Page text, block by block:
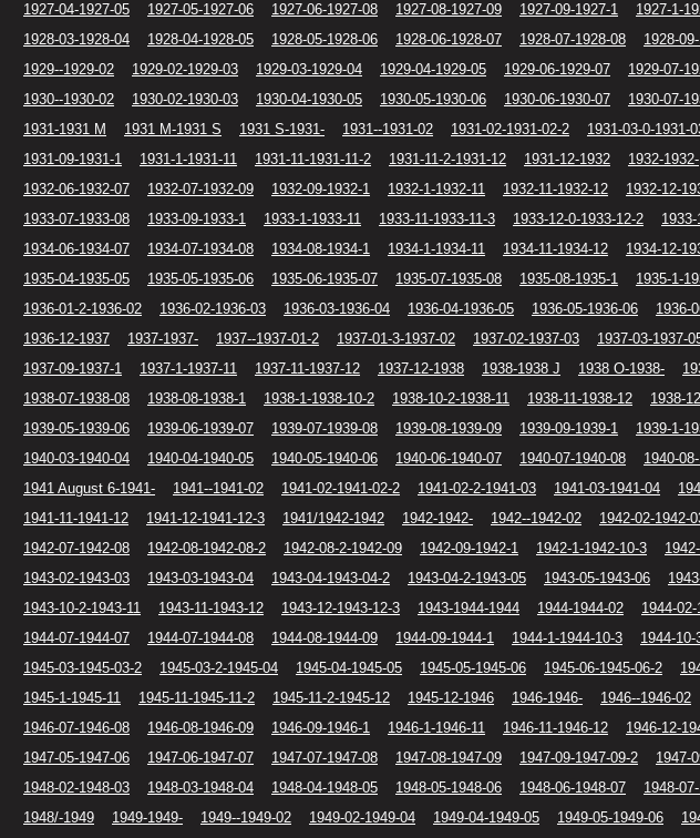
1927-04-1927-05
1927-05-1927-06 1927-06-1927-08 1927-08-1927-09 1927-09-1927-1 1927-1-
1928-03-1928-04
1928-04-1928-05 1928-05-1928-06 1928-06-1928-07 1928-07-1928-08 1928-
1929--1929-02
1929-02-1929-03 1929-03-1929-04 1929-04-1929-05 1929-06-1929-07 1929-07-
1930--1930-02
1930-02-1930-03 1930-04-1930-05 1930-05-1930-06 1930-06-1930-07 1930-07-
1931-1931 M
1931 M-1931 S 1931 S-1931- 1931--1931-02 1931-02-1931-02-2 1931-03-0-1931-
1931-09-1931-1
1931-1-1931-11 1931-11-1931-11-2 1931-11-2-1931-12 1931-12-1932 1932-1932-
1932-06-1932-07
1932-07-1932-09 1932-09-1932-1 1932-1-1932-11 1932-11-1932-12 1932-12-
1933-07-1933-08
1933-09-1933-1 1933-1-1933-11 1933-11-1933-11-3 1933-12-0-1933-12-2
1934-06-1934-07
1934-07-1934-08 1934-08-1934-1 1934-1-1934-11 1934-11-1934-12 1934-12-
1935-04-1935-05
1935-05-1935-06 1935-06-1935-07 1935-07-1935-08 1935-08-1935-1 1935-1-
1936-01-2-1936-02
1936-02-1936-03 1936-03-1936-04 1936-04-1936-05 1936-05-1936-06 1936-
1936-12-1937
1937-1937- 1937--1937-01-2 1937-01-3-1937-02 1937-02-1937-03 1937-03-1937-
1937-09-1937-1
1937-1-1937-11 1937-11-1937-12 1937-12-1938 1938-1938 J 1938 O-1938-
1938-07-1938-08
1938-08-1938-1 1938-1-1938-10-2 1938-10-2-1938-11 1938-11-1938-12 1938-
1939-05-1939-06
1939-06-1939-07 1939-07-1939-08 1939-08-1939-09 1939-09-1939-1 1939-1-
1940-03-1940-04
1940-04-1940-05 1940-05-1940-06 1940-06-1940-07 1940-07-1940-08 1940-
1941 August 6-1941-
1941--1941-02 1941-02-1941-02-2 1941-02-2-1941-03 1941-03-1941-04
1941-11-1941-12
1941-12-1941-12-3 1941/1942-1942 1942-1942- 1942--1942-02 1942-02-1942-
1942-07-1942-08
1942-08-1942-08-2 1942-08-2-1942-09 1942-09-1942-1 1942-1-1942-10-3
1943-02-1943-03
1943-03-1943-04 1943-04-1943-04-2 1943-04-2-1943-05 1943-05-1943-06
1943-10-2-1943-11
1943-11-1943-12 1943-12-1943-12-3 1943-1944-1944 1944-1944-02 1944-
1944-07-1944-07
1944-07-1944-08 1944-08-1944-09 1944-09-1944-1 1944-1-1944-10-3 1944-10-
1945-03-1945-03-2
1945-03-2-1945-04 1945-04-1945-05 1945-05-1945-06 1945-06-1945-06-2
1945-1-1945-11
1945-11-1945-11-2 1945-11-2-1945-12 1945-12-1946 1946-1946- 1946--1946-02
1946-07-1946-08
1946-08-1946-09 1946-09-1946-1 1946-1-1946-11 1946-11-1946-12 1946-12-
1947-05-1947-06
1947-06-1947-07 1947-07-1947-08 1947-08-1947-09 1947-09-1947-09-2 1947-
1948-02-1948-03
1948-03-1948-04 1948-04-1948-05 1948-05-1948-06 1948-06-1948-07 1948-
1948/-1949
1949-1949- 1949--1949-02 1949-02-1949-04 1949-04-1949-05 1949-05-1949-06